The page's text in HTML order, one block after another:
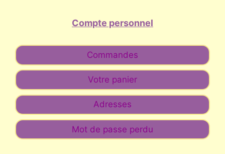
Compte personnel
Commandes
Votre panier
Adresses
Mot de passe perdu